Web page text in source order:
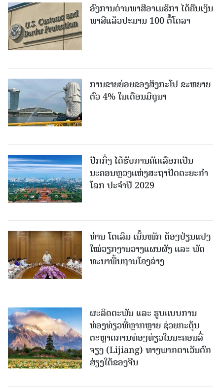
ອົງການດ່ານພາສີອາເມຣິກາ ໄດ້ຄືນເງິນ
ພາສີແລ້ວປະມານ 100 ຕື້ໂດລາ
ການຂາຍຍ່ອຍຂອງສິງກະໂປ ຂະຫຍາຍ
ຕົວ 4% ໃນເດືອນມິຖຸນາ
ປັກກິ່ງ ໄດ້ຮັບການຄັດເລືອກເປັນ
ນະຄອນຫຼວງແຫ່ງສະຖາປັດຕະຍະກຳ
ໂລກ ປະຈຳປີ 2029
ທ່ານ ໂຕ​ເລິມ ເນັ້ນໜັກ ຕ້ອງ​ປ່ຽນ​ແປງ​
ໃໝ່​ວຽກ​ງານ​ວາງ​ແຜນ​ຜັງ ແລະ ​ພັດ​
ທະ​ນາ​ພື້ນ​ຖານ​ໂຄງ​ລ່າງ
ຜະລິດຕະພັນ ແລະ ຮູບແບບການ
ທ່ອງທ່ຽວທີ່ຫຼາກຫຼາຍ ຊ່ວຍກະຕຸ້ນ
ຕະຫຼາດການທ່ອງທ່ຽວໃນນະຄອນລີ່
ຈຽງ (Lijiang) ທາງພາກຕາເວັນຕົກ
ສ່ຽງໃຕ້ຂອງຈີນ